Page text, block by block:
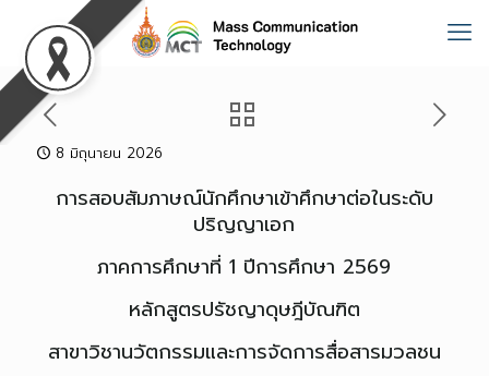
8 มิถุนายน 2026
การสอบสัมภาษณ์นักศึกษาเข้าศึกษาต่อในระดับ
ปริญญาเอก
ภาคการศึกษาที่ 1 ปีการศึกษา 2569
หลักสูตรปรัชญาดุษฎีบัณฑิต
สาขาวิชานวัตกรรมและการจัดการสื่อสารมวลชน